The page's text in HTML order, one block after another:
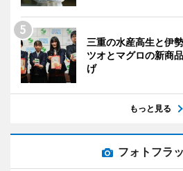
三重の水産高生と伊
ツオとマグロの新商
げ
もっと見る
フォトフラ